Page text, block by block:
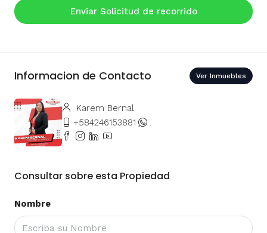
Enviar Solicitud de recorrido
Informacion de Contacto Ver Inmuebles
Karem Bernal
+584246153881
.
Consultar sobre esta Propiedad
Nombre